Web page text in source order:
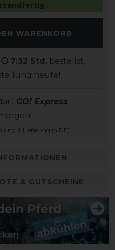
WARENKORB
7:32 Std. bestellst,
heute!
GO! Express -
& Lieferung in DE)
& GUTSCHEINE